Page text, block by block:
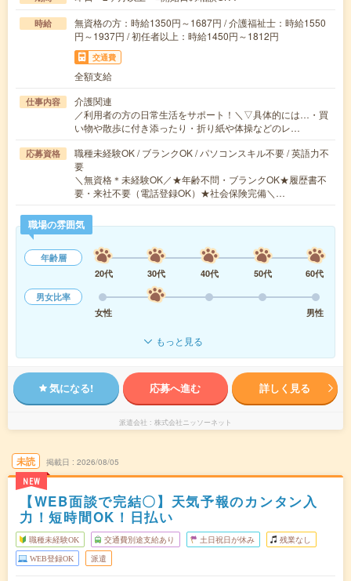
時給
無資格の方：時給1350円～1687円 / 介護福祉士：時給1550
円～1937円 / 初任者以上：時給1450円～1812円
交通費
全額支給
仕事内容
介護関連
／利用者の方の日常生活をサポート！＼▽具体的には…・買
い物や散歩に付き添ったり・折り紙や体操などのレ…
応募資格
職種未経験OK / ブランクOK / パソコンスキル不要 / 英語力不
要
＼無資格＊未経験OK／★年齢不問・ブランクOK★履歴書不
要・来社不要（電話登録OK）★社会保険完備＼…
職場の雰囲気
年齢層
20代
30代 40代 50代
60代
男女比率
女性
男性
もっと見る
気になる! 応募へ進む 詳しく見る
派遣会社 株式会社ニッソーネット
未読
NEW
掲載日 2026/08/05
【WEB面談で完結〇】天気予報のカンタン入
力！短時間OK！日払い
職種未経験OK 交通費別途支給あり 土日祝日が休み 残業なし
WEB登録OK 派遣